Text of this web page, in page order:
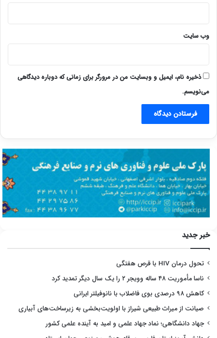
وب‌ سایت
ذخیره نام، ایمیل و وبسایت من در مرورگر برای زمانی که دوباره دیدگاهی
می‌نویسم.
خبر جدید
تحول درمان HIV با قرص هفتگی
ناسا مأموریت ۴۸ ساله وویجر ۲ را یک سال دیگر تمدید کرد
کاهش ۹۸ درصدی بوی فاضلاب با نانوفیلتر ایرانی
صیانت از میراث طبیعی شیراز با اولویت‌بخشی به زیرساخت‌های آبیاری
جهاد دانشگاهی؛ نماد جهاد علمی و امید به آینده علمی کشور